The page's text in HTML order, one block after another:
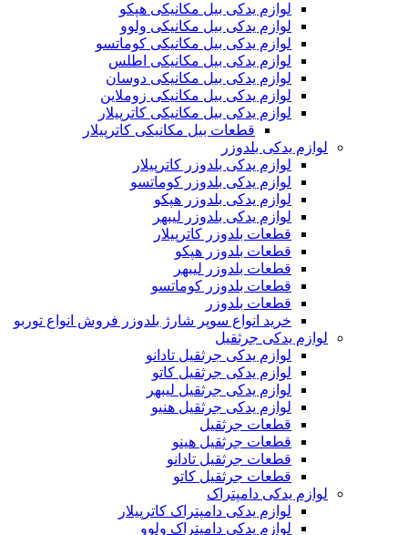
لوازم یدکی بیل مکانیکی هپکو
لوازم یدکی بیل مکانیکی ولوو
لوازم یدکی بیل مکانیکی کوماتسو
لوازم یدکی بیل مکانیکی اطلس
لوازم یدکی بیل مکانیکی دوسان
لوازم یدکی بیل مکانیکی زوملاین
لوازم یدکی بیل مکانیکی کاترپیلار
قطعات بیل مکانیکی کاترپیلار
لوازم یدکی بلدوزر
لوازم یدکی بلدوزر کاترپیلار
لوازم یدکی بلدوزر کوماتسو
لوازم یدکی بلدوزر هپکو
لوازم یدکی بلدوزر لیبهر
قطعات بلدوزر کاترپیلار
قطعات بلدوزر هپکو
قطعات بلدوزر لیبهر
قطعات بلدوزر کوماتسو
قطعات بلدوزر
خرید انواع سوپر شارژ بلدوزر فروش انواع توربو
لوازم یدکی جرثقیل
لوازم یدکی جرثقیل تادانو
لوازم یدکی جرثقیل کاتو
لوازم یدکی جرثقیل لیبهر
لوازم یدکی جرثقیل هنیو
قطعات جرثقیل
قطعات جرثقیل هینو
قطعات جرثقیل تادانو
قطعات جرثقیل کاتو
لوازم یدکی دامپتراک
لوازم یدکی دامپتراک کاترپیلار
لوازم یدکی دامپتراک ولوو